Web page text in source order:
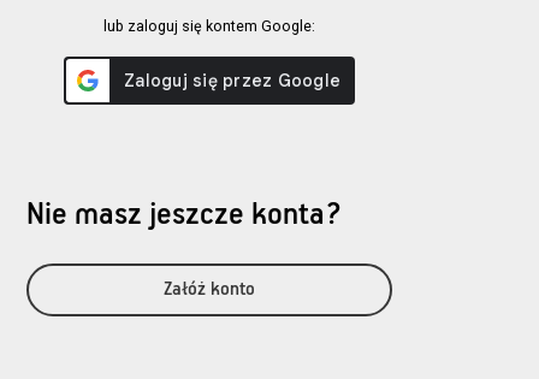
lub zaloguj się kontem Google:
Nie masz jeszcze konta?
Załóż konto